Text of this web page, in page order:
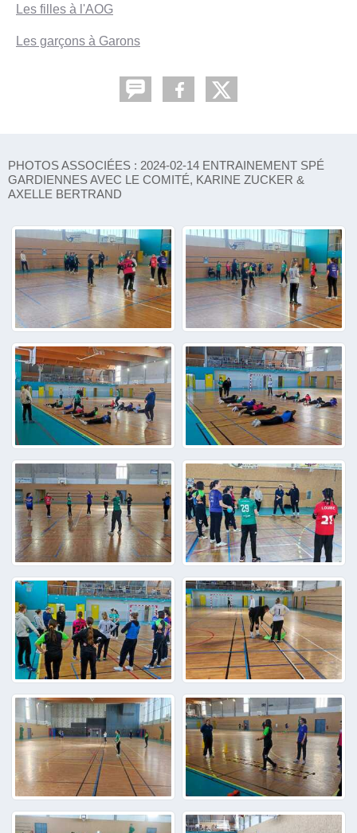
Les filles à l'AOG
Les garçons à Garons
PHOTOS ASSOCIÉES : 2024-02-14 ENTRAINEMENT SPÉ
GARDIENNES AVEC LE COMITÉ, KARINE ZUCKER &
AXELLE BERTRAND